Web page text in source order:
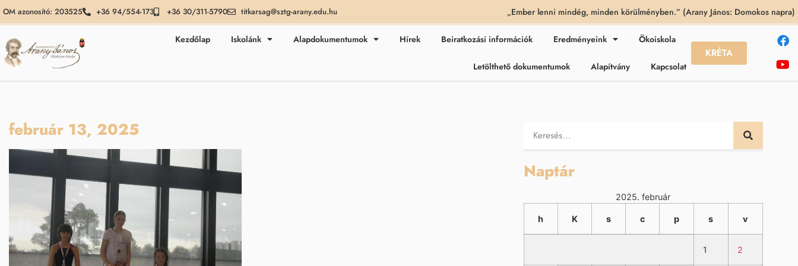
OM azonosító: 203525 +36 94/554-173 +36 30/311-5790 titkarsag@sztg-arany.edu.hu „Ember lenni mindég, minden körülményben.” (Arany János: Domokos napra)
Kezdőlap Iskolánk Alapdokumentumok Hírek Beiratkozási információk Eredményeink Ökoiskola
Letölthető dokumentumok Alapítvány Kapcsolat
KRÉTA
február 13, 2025
Naptár
2025. február
h K s c p s v
1 2